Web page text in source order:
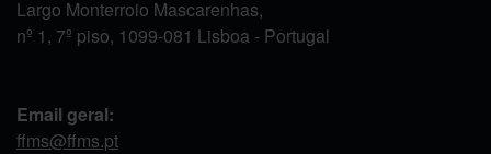
Largo Monterroio Mascarenhas,
nº 1, 7º piso, 1099-081 Lisboa - Portugal
Email geral:
ffms@ffms.pt